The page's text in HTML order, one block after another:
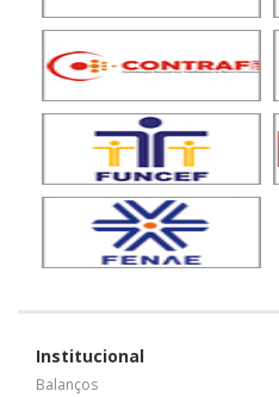
Institucional
Balanços